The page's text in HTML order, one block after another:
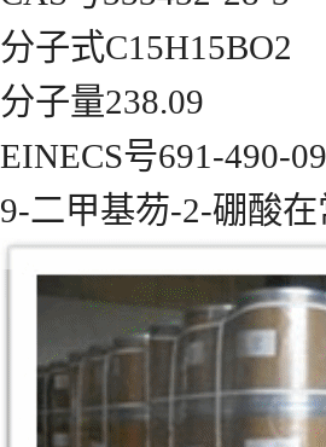
分子式C15H15BO2
分子量238.09
EINECS号691-490-
9-二甲基芴-2-硼酸